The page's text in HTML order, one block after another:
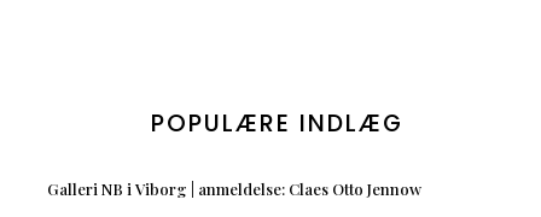
POPULÆRE INDLÆG
Galleri NB i Viborg | anmeldelse: Claes Otto Jennow